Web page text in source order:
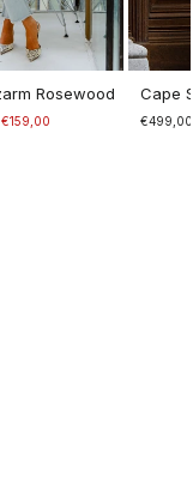
Rosewood
€159,00
Cape
€499,00